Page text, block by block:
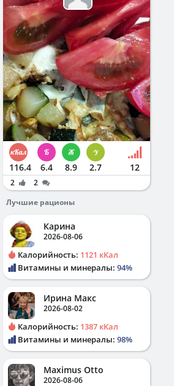
116.4 6.4 8.9 2.7 12
2
2
Лучшие рационы
Карина
2026-08-06
Калорийность: 1121 кКал
Витамины и минералы: 94%
Ирина Макс
2026-08-02
Калорийность: 1387 кКал
Витамины и минералы: 98%
Maximus Otto
2026-08-06